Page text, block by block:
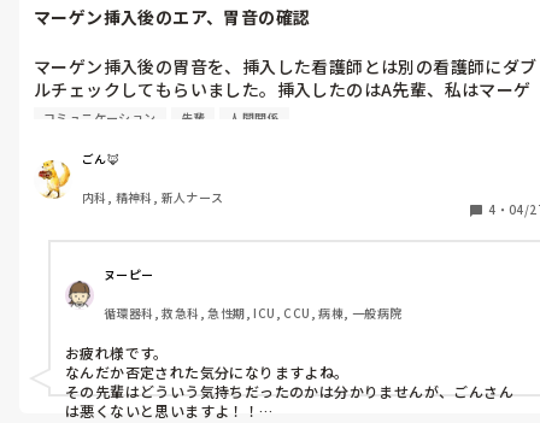
マーゲン挿入後のエア、胃音の確認
マーゲン挿入後の胃音を、挿入した看護師とは別の看護師にダブ
ルチェックしてもらいました。挿入したのはA先輩、私はマーゲ
ン挿入の経験がなく側で見学させてもらってて、別のB先輩が胃
一通りメモ取り終わり、A先輩が胃音聞くのに片手が空いた方が
やりやすいかなと思い、「エア入れます」と声かけてカテチでエ
アを入れました。B先輩の時にも少しでも補助できればと思いカ
テーテルにカテチ繋げて待機してました。しかし聴診器をつけた
B先輩は何も声かけず私の手からカテチを取り自分でエアを入
れ、A先輩には、ばっちり聞こえてるよ！と伝え、私には何も声
かけられる事もなく終了しました。自分で確認するものは自分で
エアも入れたいものですかね。何も声かける事もなく手から取っ
てかれて、私余計な事したのかなぁとちょっと悲しく、また以前
にもB先輩とコミュニケーションエラーがあって、嫌われてるの
かななどうじうじ考えてしまいます。
仕事の人間関係ですから、表面上上手くやれれば、患者の不利益
コミュニケーション 先輩 人間関係
ごん🦊
内科, 精神科, 新人ナース
4 ・ 04/
ヌーピー
循環器科, 救急科, 急性期, ICU, CCU, 病棟, 一般病院
お疲れ様です。
なんだか否定された気分になりますよね。
その先輩はどういう気持ちだったのかは分かりませんが、ごんさん
は悪くないと思いますよ！！